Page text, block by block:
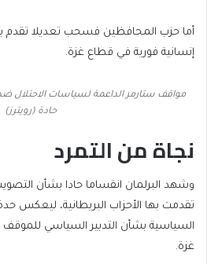
أما حزب المحافظين فسحب تعديلا تقدم
إنسانية فورية في قطاع غزة.
مواقف ستارمر الداعمة لسياسات الاحتلال
حادة (رويترز)
نجاة من التمرد
وشهد البرلمان انقساما حادا بشأن
تقدمت بها الأحزاب البريطانية، ليعكس
السياسية بشأن التدبير السياسي للموقف
غزة.